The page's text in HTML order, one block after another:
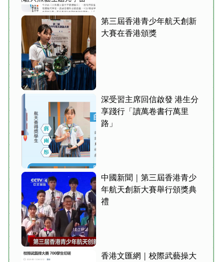
第三屆香港青少年航天創新
大賽在香港頒獎
深受習主席回信啟發 港生分
享踐行「讀萬卷書行萬里
路」
中國新聞｜第三屆香港青少
年航天創新大賽舉行頒獎典
禮
香港文匯網｜校際武藝操大